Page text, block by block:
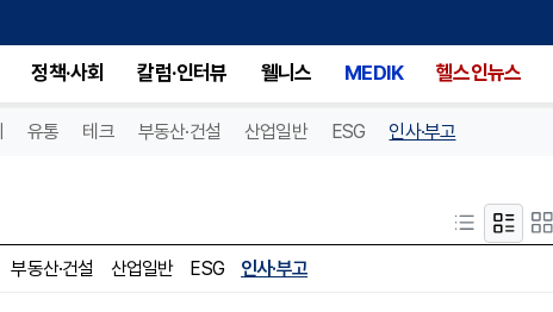
정책·사회 칼럼·인터뷰 웰니스 MEDIK 헬스인뉴스
유통 테크 부동산·건설 산업일반 ESG 인사·부고
부동산·건설 산업일반 ESG 인사·부고